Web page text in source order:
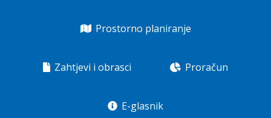
Prostorno planiranje
Zahtjevi i obrasci Proračun
E-glasnik